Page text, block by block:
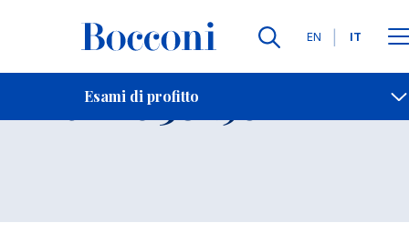
Lingue
EN IT
Esami di profitto
Contatti
Esame 30296 Open